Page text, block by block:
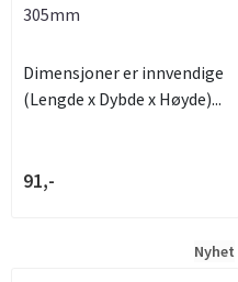
305mm
Dimensjoner er innvendige
(Lengde x Dybde x Høyde)...
91,-
Nyhet